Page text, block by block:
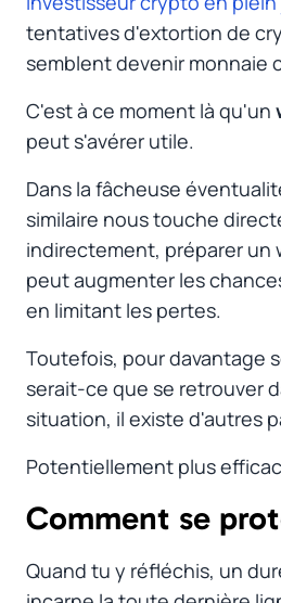
tentatives d'extortion de
semblent devenir monnaie
C'est à ce moment là qu'un
peut s'avérer utile.
Dans la fâcheuse
similaire nous touche
indirectement, préparer un
peut augmenter les
en limitant les pertes.
Toutefois, pour davantage
serait-ce que se retrouver
situation, il existe d'autres
Potentiellement plus
Comment se
Quand tu y réfléchis, un